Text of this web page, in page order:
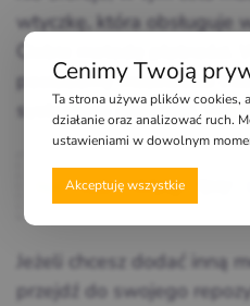
wtyczkę, która obsługuje
posiadamy możliwości
systemami płatności.
Jeżeli chcesz dodać inną
przejdź do swojego
Cenimy Twoją
Ta strona używa plików cookies,
działanie oraz analizować ruch.
ustawieniami w dowolnym
Akceptuję wszystkie